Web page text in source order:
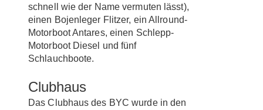
schnell wie der Name vermuten lässt),
einen Bojenleger Flitzer, ein Allround-
Motorboot Antares, einen Schlepp-
Motorboot Diesel und fünf
Schlauchboote.
Clubhaus
Das Clubhaus des BYC wurde in den